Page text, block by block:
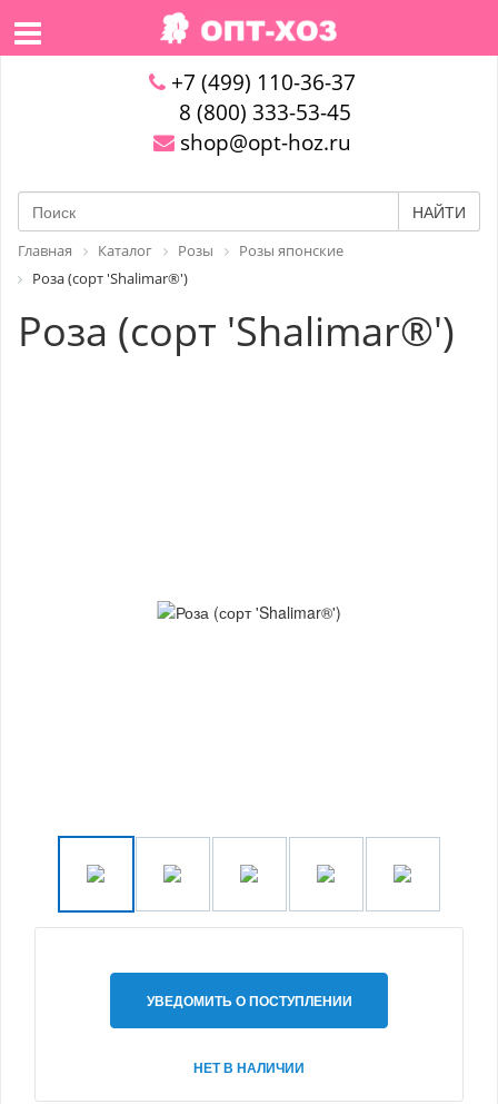
+7 (499) 110-36-37
8 (800) 333-53-45
shop@opt-hoz.ru
НАЙТИ
Главная Каталог Розы
Розы японские
Роза (сорт 'Shalimar®')
Роза (сорт 'Shalimar®')
УВЕДОМИТЬ О ПОСТУПЛЕНИИ
НЕТ В НАЛИЧИИ